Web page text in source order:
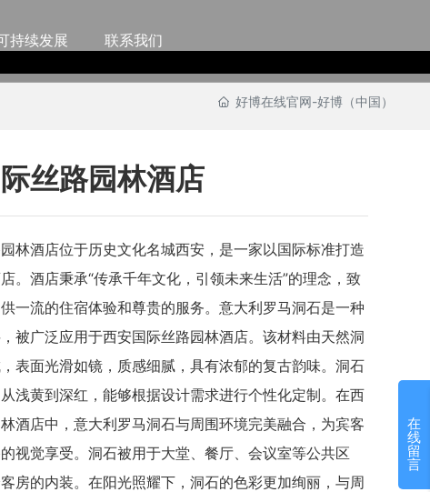
持续发展 联系我们
好博在线官网-好博（中国）
丝路园林酒店
林酒店位于历史文化名城西安，是一家以国际标准打造
。酒店秉承“传承千年文化，引领未来生活”的理念，致
一流的住宿体验和尊贵的服务。意大利罗马洞石是一种
被广泛应用于西安国际丝路园林酒店。该材料由天然洞
表面光滑如镜，质感细腻，具有浓郁的复古韵味。洞石
浅黄到深红，能够根据设计需求进行个性化定制。在西
酒店中，意大利罗马洞石与周围环境完美融合，为宾客
视觉享受。洞石被用于大堂、餐厅、会议室等公共区
房的内装。在阳光照耀下，洞石的色彩更加绚丽，与周
在
线
留
言